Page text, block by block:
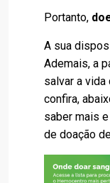
Portanto,
A sua
Ademais, a
salvar a
confira,
saber mais
de doação